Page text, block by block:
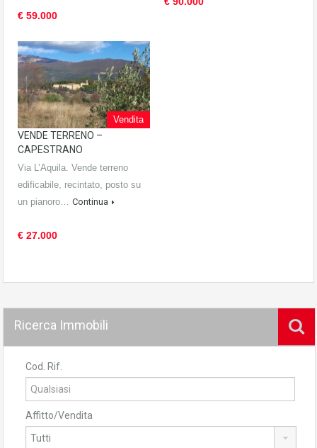
€ 59.000
Vendita
VENDE TERRENO –
CAPESTRANO
Via L’Aquila. Vende terreno
edificabile, recintato, posto su
un pianoro… Continua
€ 27.000
Ricerca Immobili
Cod. Rif.
Affitto/Vendita